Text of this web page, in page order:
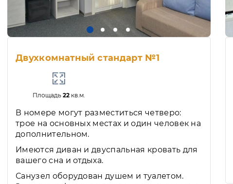
Двухкомнатный стандарт №1
Площадь 22кв.м.
В номере могут разместиться четверо:
трое на основных местах и один человек на
дополнительном.
Имеются диван и двуспальная кровать для
вашего сна и отдыха.
Санузел оборудован душем и туалетом.